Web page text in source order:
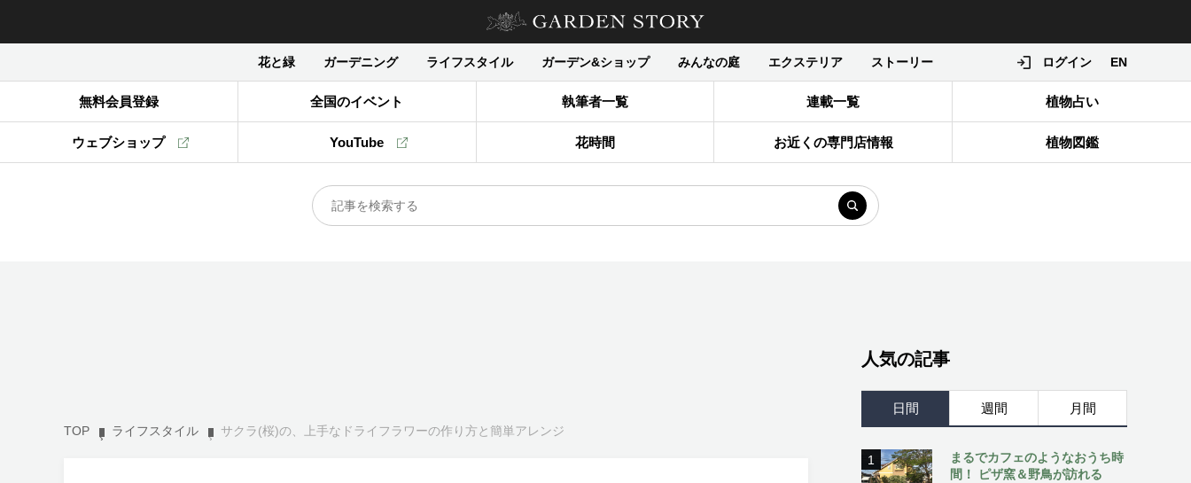
花と緑 ガーデニング ライフスタイル ガーデン&ショップ みんなの庭 エクステリア ストーリー ログイン EN
無料会員登録 全国のイベント 執筆者一覧 連載一覧 植物占い
ウェブショップ YouTube 花時間 お近くの専門店情報 植物図鑑
TOP ライフスタイル サクラ(桜)の、上手なドライフラワーの作り方と簡単アレンジ
人気の記事
日間 週間 月間
1
まるでカフェのようなおうち時
間！ ピザ窯＆野鳥が訪れる